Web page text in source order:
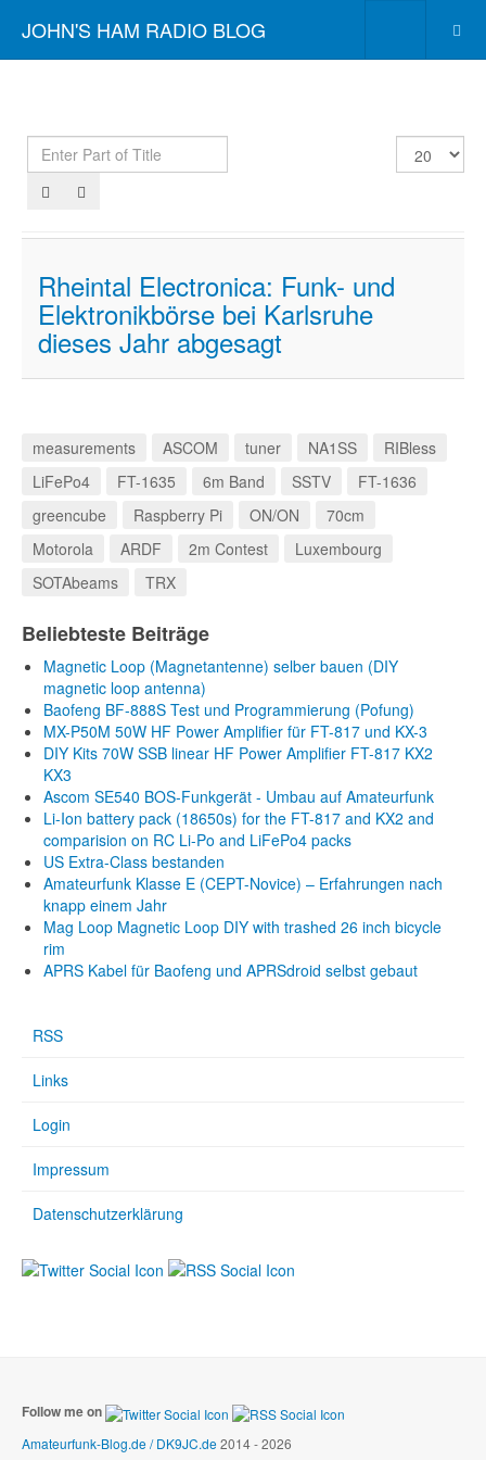
JOHN'S HAM RADIO BLOG
Enter
Part
Display
#
Rheintal Electronica: Funk- und
Elektronikbörse bei Karlsruhe
dieses Jahr abgesagt
measurements ASCOM tuner NA1SS
RIBless
LiFePo4
FT-1635 6m Band SSTV
FT-1636
greencube
Raspberry Pi ON/ON
70cm
Motorola
ARDF 2m Contest
Luxembourg
SOTAbeams
TRX
Beliebteste Beiträge
Magnetic Loop (Magnetantenne) selber bauen (DIY
magnetic loop antenna)
Baofeng BF-888S Test und Programmierung (Pofung)
MX-P50M 50W HF Power Amplifier für FT-817 und KX-3
DIY Kits 70W SSB linear HF Power Amplifier FT-817 KX2
KX3
Ascom SE540 BOS-Funkgerät - Umbau auf Amateurfunk
Li-Ion battery pack (18650s) for the FT-817 and KX2 and
comparision on RC Li-Po and LiFePo4 packs
US Extra-Class bestanden
Amateurfunk Klasse E (CEPT-Novice) – Erfahrungen nach
knapp einem Jahr
Mag Loop Magnetic Loop DIY with trashed 26 inch bicycle
rim
APRS Kabel für Baofeng und APRSdroid selbst gebaut
RSS
Links
Login
Impressum
Datenschutzerklärung
Follow me on
Amateurfunk-Blog.de / DK9JC.de2014 - 2026